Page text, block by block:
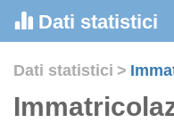
Dati statistici
Dati statistici >